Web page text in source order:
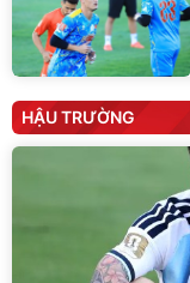
HẬU TRƯỜNG